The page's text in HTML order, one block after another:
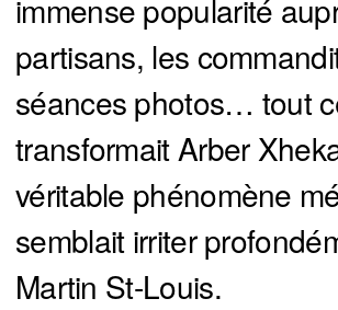
immense popularité
partisans, les
séances photos… tout
transformait Arber
véritable phénomène
semblait irriter
Martin St-Louis.